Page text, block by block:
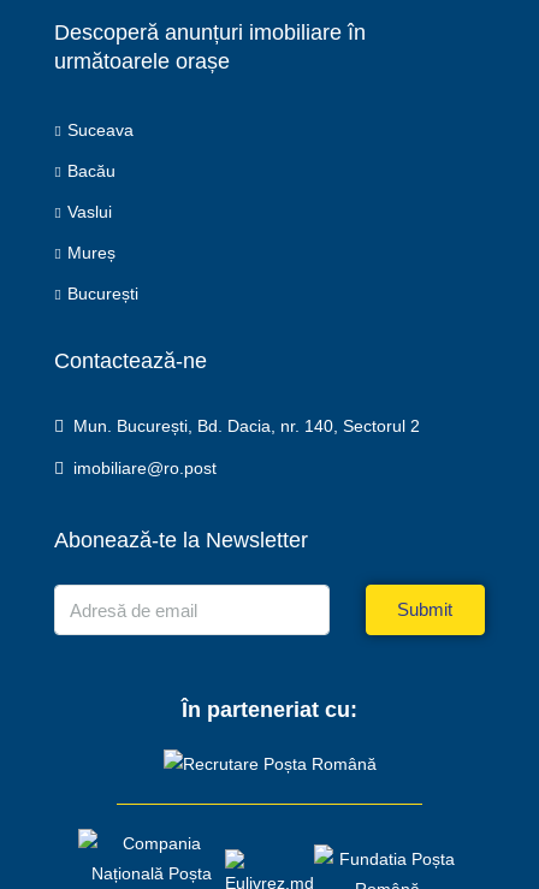
Descoperă anunțuri imobiliare în
următoarele orașe
Suceava
Bacău
Vaslui
Mureș
București
Contactează-ne
Mun. București, Bd. Dacia, nr. 140, Sectorul 2
imobiliare@ro.post
Abonează-te la Newsletter
Submit
În parteneriat cu: